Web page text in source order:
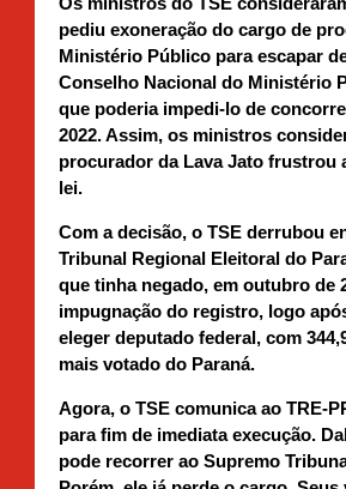
pediu exoneração do cargo de
Ministério Público para escapar
Conselho Nacional do Ministério
que poderia impedi-lo de
2022. Assim, os ministros
procurador da Lava Jato frustrou
lei.
Com a decisão, o TSE derrubou
Tribunal Regional Eleitoral do
que tinha negado, em outubro de
impugnação do registro, logo
eleger deputado federal, com
mais votado do Paraná.
Agora, o TSE comunica ao TRE-
para fim de imediata execução.
pode recorrer ao Supremo